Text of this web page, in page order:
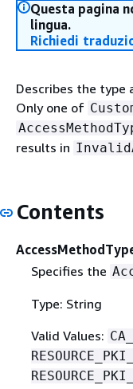
Questa pagina
lingua.
Richiedi
Describes the type
Only one of
results in
Contents
Specifies the
Type: String
Valid Values: